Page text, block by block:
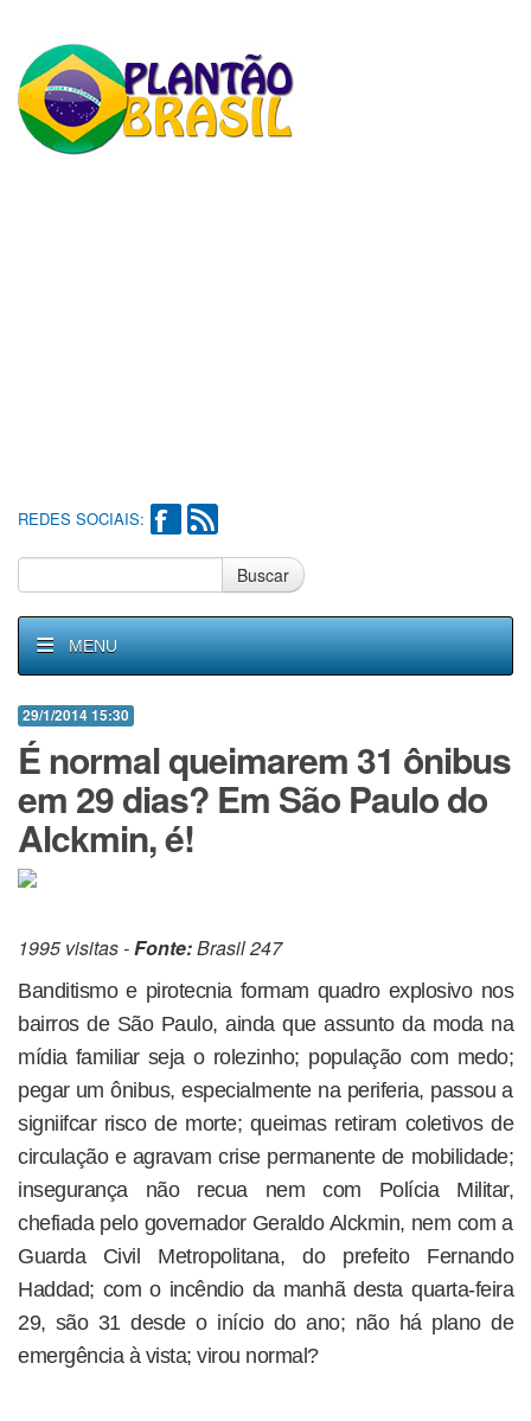
REDES SOCIAIS:
Buscar
MENU
29/1/2014 15:30
É normal queimarem 31 ônibus
em 29 dias? Em São Paulo do
Alckmin, é!
1995 visitas -Fonte:Brasil 247
Banditismo e pirotecnia formam quadro explosivo nos
bairros de São Paulo, ainda que assunto da moda na
mídia familiar seja o rolezinho; população com medo;
pegar um ônibus, especialmente na periferia, passou a
signiifcar risco de morte; queimas retiram coletivos de
circulação e agravam crise permanente de mobilidade;
insegurança não recua nem com Polícia Militar,
chefiada pelo governador Geraldo Alckmin, nem com a
Guarda Civil Metropolitana, do prefeito Fernando
Haddad; com o incêndio da manhã desta quarta-feira
29, são 31 desde o início do ano; não há plano de
emergência à vista; virou normal?